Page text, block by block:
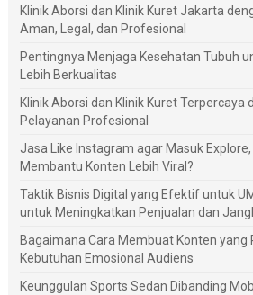
Klinik Aborsi dan Klinik Kuret Jakarta
Aman, Legal, dan Profesional
Pentingnya Menjaga Kesehatan Tubuh
Lebih Berkualitas
Klinik Aborsi dan Klinik Kuret Terpercaya
Pelayanan Profesional
Jasa Like Instagram agar Masuk
Membantu Konten Lebih Viral?
Taktik Bisnis Digital yang Efektif untuk
untuk Meningkatkan Penjualan dan
Bagaimana Cara Membuat Konten yang
Kebutuhan Emosional Audiens
Keunggulan Sports Sedan Dibanding